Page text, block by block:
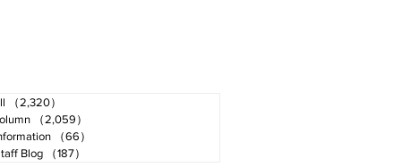
（2,320）
（2,059）
（66）
Blog
（187）